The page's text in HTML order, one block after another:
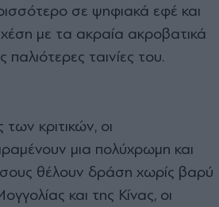
σε ψηφιακά εφέ και
με τα ακραία ακροβατικά
παλιότερες ταινίες του.
των κριτικών, οι
μια πολύχρωμη και
θέλουν δράση χωρίς βαρύ
και της Κίνας, οι